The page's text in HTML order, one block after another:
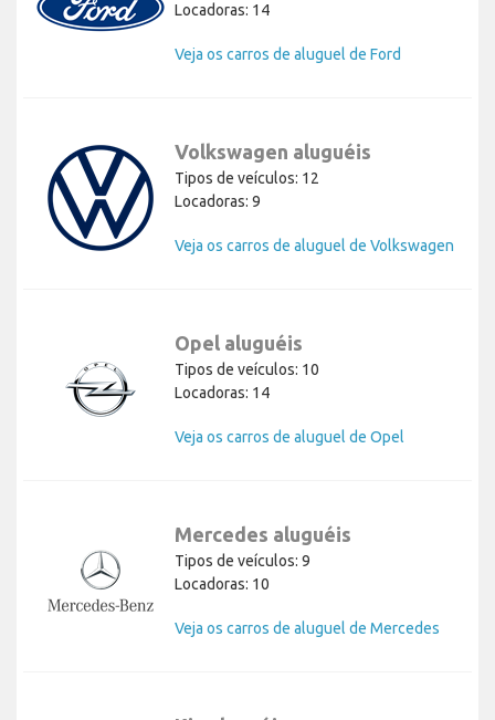
Locadoras: 14
Veja os carros de aluguel de Ford
Volkswagen aluguéis
Tipos de veículos: 12
Locadoras: 9
Veja os carros de aluguel de Volkswagen
Opel aluguéis
Tipos de veículos: 10
Locadoras: 14
Veja os carros de aluguel de Opel
Mercedes aluguéis
Tipos de veículos: 9
Locadoras: 10
Veja os carros de aluguel de Mercedes